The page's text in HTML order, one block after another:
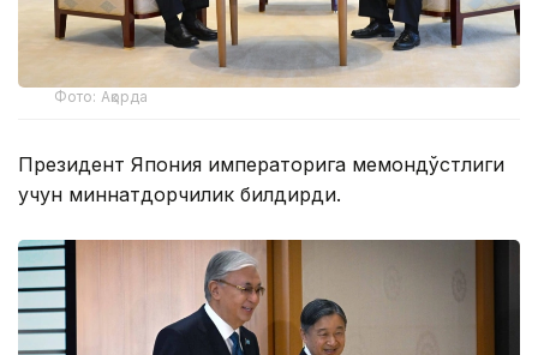
Фото: Ақорда
Президент Япония императорига меҳмондўстлиги
учун миннатдорчилик билдирди.